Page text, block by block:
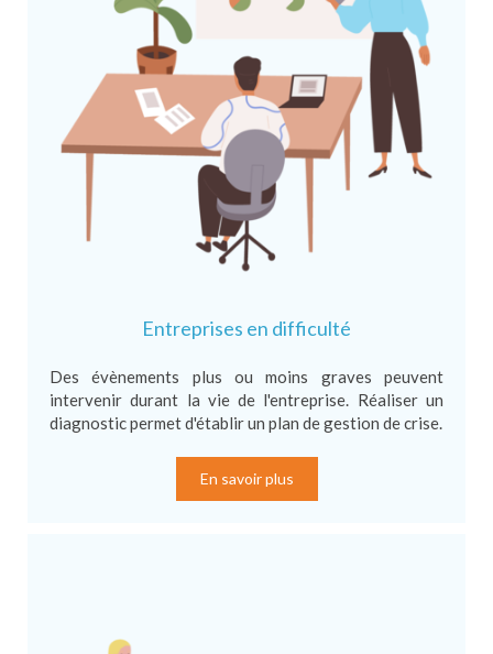
Entreprises en difficulté
Des évènements plus ou moins graves peuvent
intervenir durant la vie de l'entreprise. Réaliser un
diagnostic permet d'établir un plan de gestion de crise.
En savoir plus